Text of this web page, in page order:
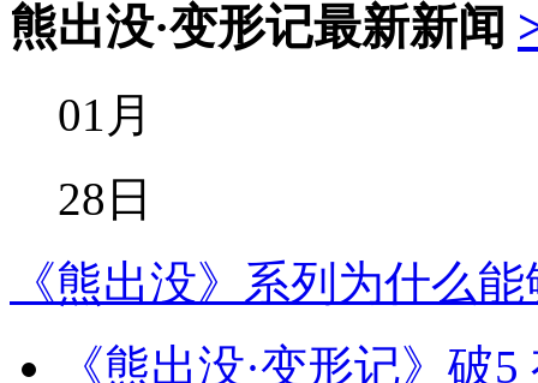
熊出没·变形记最新新闻
01月
28日
《熊出没》系列为什么
《熊出没·变形记》破